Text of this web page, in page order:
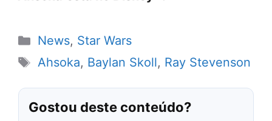
Categorias
News, Star Wars
Tags
Ahsoka, Baylan Skoll, Ray Stevenson
Gostou deste conteúdo?